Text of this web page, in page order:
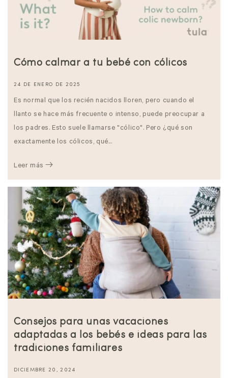
Cómo calmar a tu bebé con cólicos
24 DE ENERO DE 2025
Es normal que los recién nacidos lloren, pero cuando el
llanto se hace más frecuente o intenso, puede preocupar a
los padres. Esto suele llamarse "cólico". Pero ¿qué son
exactamente los cólicos, qué...
Leer más
Consejos para unas vacaciones
adaptadas a los bebés e ideas para las
tradiciones familiares
DICIEMBRE 20, 2024